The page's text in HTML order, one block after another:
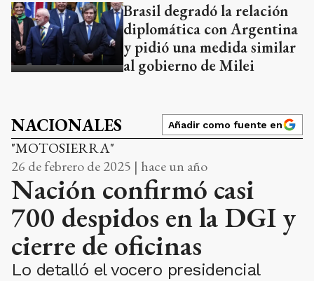
Brasil degradó la relación
diplomática con Argentina
y pidió una medida similar
al gobierno de Milei
NACIONALES Añadir como fuente en
"MOTOSIERRA"
26 de febrero de 2025 | hace un año
Nación confirmó casi
700 despidos en la DGI y
cierre de oficinas
Lo detalló el vocero presidencial